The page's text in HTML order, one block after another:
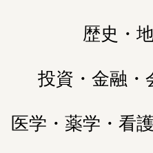
歴史・
投資・金融・
医学・薬学・看